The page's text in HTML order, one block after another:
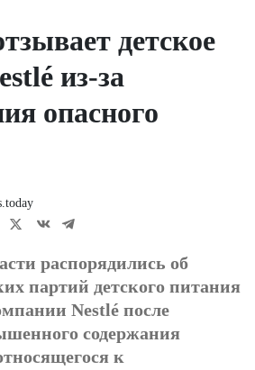
детское
из-за
опасного
распорядились об
партий детского питания
Nestlé после
содержания
к